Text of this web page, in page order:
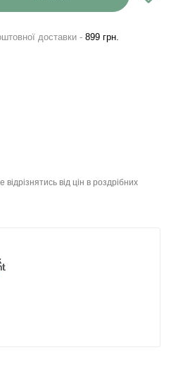
доставки - 899 грн.
від цін в роздрібних